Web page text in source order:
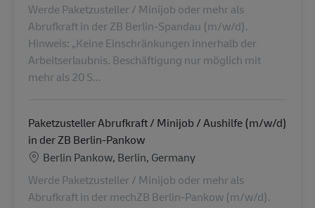
Werde Paketzusteller / Minijob oder mehr als
Abrufkraft in der ZB Berlin-Spandau (m/w/d).
Hinweis: „Keine Einschränkungen innerhalb der
Arbeitserlaubnis. Beschäftigung nur möglich mit
mehr als 20 S...
Paketzusteller Abrufkraft / Minijob / Aushilfe (m/w/d)
in der ZB Berlin-Pankow
Standort
Berlin Pankow, Berlin, Germany
Werde Paketzusteller / Minijob oder mehr als
Abrufkraft in der mechZB Berlin-Pankow (m/w/d).